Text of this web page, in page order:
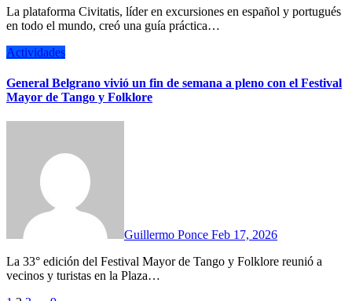
La plataforma Civitatis, líder en excursiones en español y portugués
en todo el mundo, creó una guía práctica…
Actividades
General Belgrano vivió un fin de semana a pleno con el Festival
Mayor de Tango y Folklore
Guillermo Ponce Feb 17, 2026
La 33° edición del Festival Mayor de Tango y Folklore reunió a
vecinos y turistas en la Plaza…